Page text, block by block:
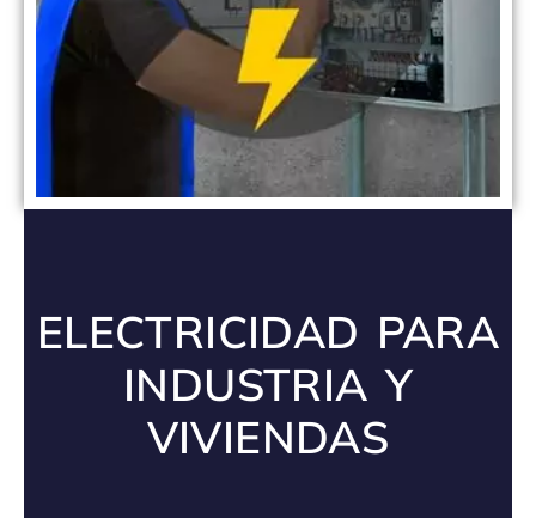
ELECTRICIDAD PARA
INDUSTRIA Y
VIVIENDAS